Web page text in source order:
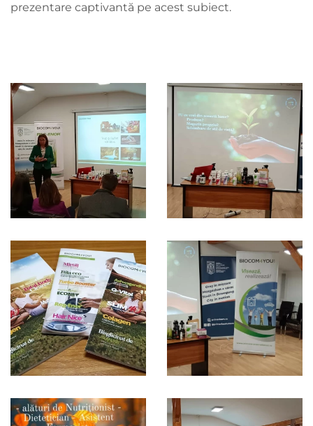
prezentare captivantă pe acest subiect.